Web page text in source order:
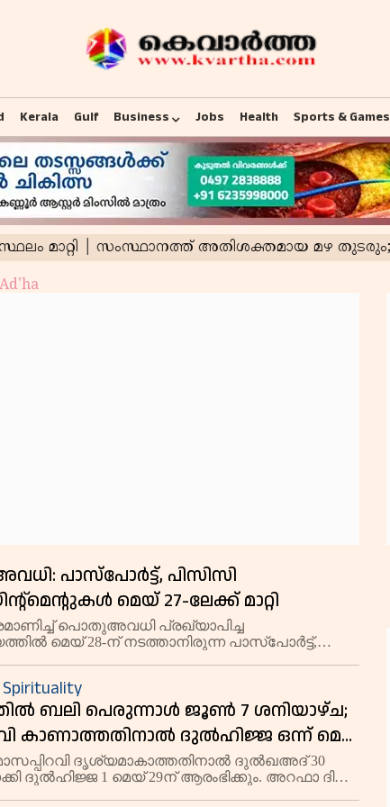
Kerala Gulf Business Jobs Health Sports & Games
പാസ്‌പോർട്ട്, പിസിസി
മെയ് 27-ലേക്ക് മാറ്റി
പൊതുഅവധി പ്രഖ്യാപിച്ച
മെയ് 28-ന് നടത്താനിരുന്ന പാസ്‌പോർട്ട്,
Spirituality
ബലി പെരുന്നാൾ ജൂൺ 7 ശനിയാഴ്ച;
കാണാത്തതിനാൽ ദുല്‍ഹിജ്ജ ഒന്ന് മെയ്
ദൃശ്യമാകാത്തതിനാൽ ദുൽഖഅദ് 30
ദുൽഹിജ്ജ 1 മെയ് 29ന് ആരംഭിക്കും. അറഫാ ദിനം